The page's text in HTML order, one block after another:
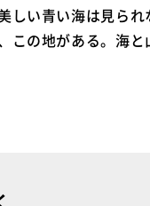
しい青い海は見ら
この地がある。海